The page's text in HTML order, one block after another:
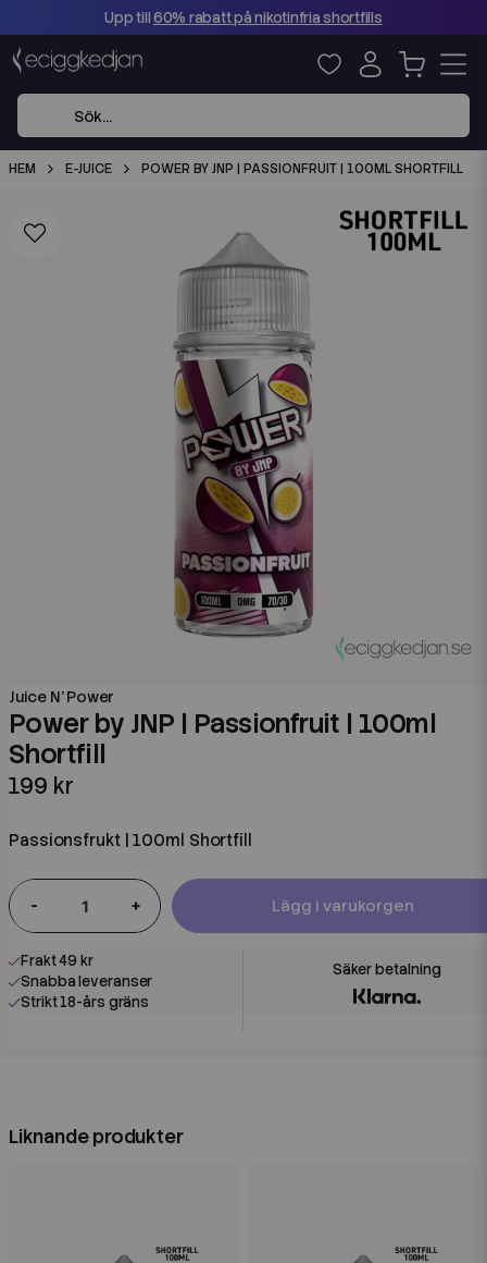
Upp till60% rabatt på nikotinfria shortfills
HEM E-JUICE POWER BY JNP | PASSIONFRUIT | 100ML SHORTFILL
Juice N' Power
Power by JNP | Passionfruit | 100ml
Shortfill
199 kr
Passionsfrukt | 100ml Shortfill
- + Lägg i varukorgen
Frakt 49 kr
Snabba leveranser
Strikt 18-års gräns
Liknande produkter